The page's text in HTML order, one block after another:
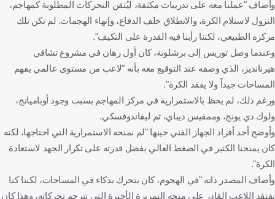
وأضاف "عملنا معه على تدريبات مكثفة، ليُتقن التحركات المطلوبة كمهاجم،
النزول لاستلام الكرة، والانطلاق خلف الدفاع، وإنهاء الهجمات. لم تكن تلك
مركزه الطبيعي، لكننا رأينا فيه القدرة على التكيف".
وعندما وصل توريس إلى برشلونة، كان أول رهان في مشروع تشافي
هيرنانديز، الذي وصفه عند التوقيع معه بأنه "لاعب من مستوى عالمي يفهم
المساحات جيداً ولا يفقد الكرة".
ورغم ذلك، لم يحظ بالاستمرارية في مركز المهاجم بسبب وجود أوباميانج،
ولوك دي يونج، وممفيس ديباي، ثم ليفاندوفسكي.
وأوضح أحد أفراد الجهاز الفني حينها "لم نمنحه الاستمرارية التي احتاجها، لكنه
كان يمنحنا الكثير في الضغط العالي بفضل قدرته على تكرار الجهد لاستعادة
الكرة".
وأضاف المصدر ذاته "في الهجوم، كان يتحرك بذكاء في المساحات، لكننا كنا
نفتقد اللاعب القادر على منحه التمريرة الأخيرة التي تترجم تحركاته، وهذا كان